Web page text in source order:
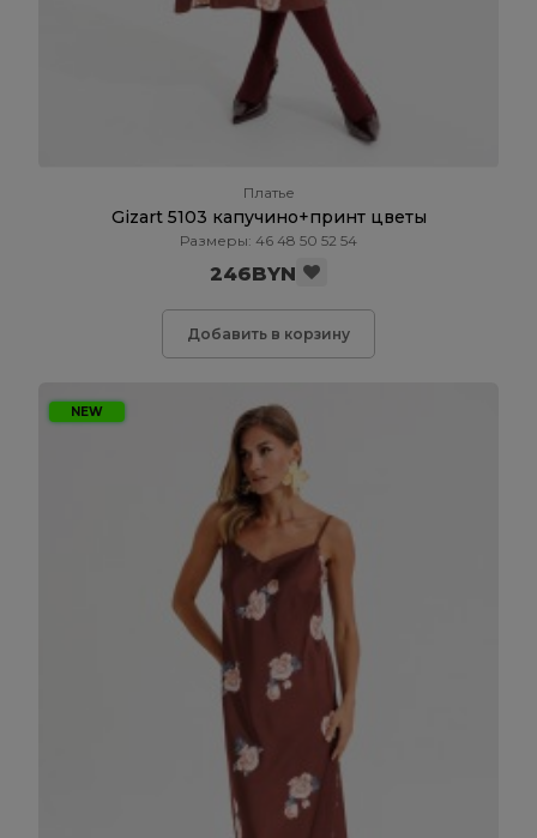
Платье
Gizart 5103 капучино+принт цветы
Размеры: 46 48 50 52 54
246BYN
Добавить в корзину
NEW